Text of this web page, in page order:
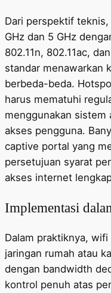
Dari perspektif
GHz dan 5 GHz
802.11n, 802.11ac,
standar menawarkan
berbeda-beda.
harus mematuhi
menggunakan
akses pengguna.
captive portal yang
persetujuan syarat
akses internet
Implementasi
Dalam praktiknya,
jaringan rumah atau
dengan bandwidth
kontrol penuh atas